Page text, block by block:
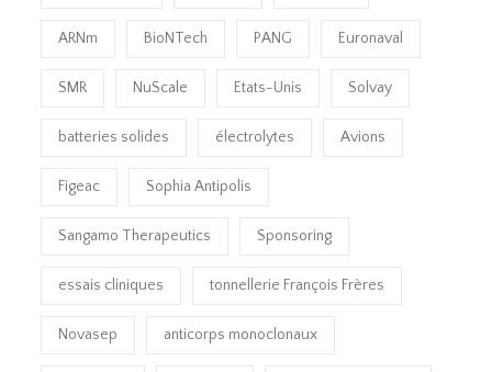
ARNm BioNTech PANG Euronaval
SMR NuScale Etats-Unis Solvay
batteries solides électrolytes Avions
Figeac Sophia Antipolis
Sangamo Therapeutics Sponsoring
essais cliniques tonnellerie François Frères
Novasep anticorps monoclonaux